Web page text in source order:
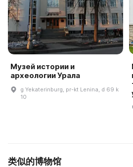
Музей истории и
археологии Урала
g Yekaterinburg, pr-kt Lenina, d 69 k
10
类似的博物馆